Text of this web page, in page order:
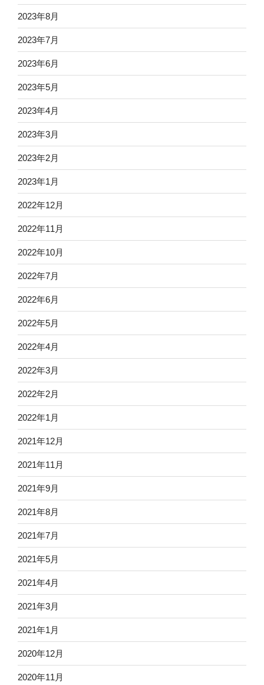
2023年8月
2023年7月
2023年6月
2023年5月
2023年4月
2023年3月
2023年2月
2023年1月
2022年12月
2022年11月
2022年10月
2022年7月
2022年6月
2022年5月
2022年4月
2022年3月
2022年2月
2022年1月
2021年12月
2021年11月
2021年9月
2021年8月
2021年7月
2021年5月
2021年4月
2021年3月
2021年1月
2020年12月
2020年11月